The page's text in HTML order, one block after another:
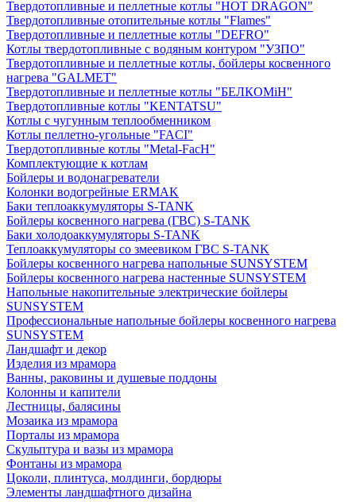
Твердотопливные и пеллетные котлы "HOT DRAGON"
Твердотопливные отопительные котлы "Flames"
Твердотопливные и пеллетные котлы "DEFRO"
Котлы твердотопливные с водяным контуром "УЗПО"
Твердотопливные и пеллетные котлы, бойлеры косвенного
нагрева "GALMET"
Твердотопливные и пеллетные котлы "БЕЛКОМiН"
Твердотопливные котлы "KENTATSU"
Котлы с чугунным теплообменником
Котлы пеллетно-угольные "FACI"
Твердотопливные котлы "Metal-FacH"
Комплектующие к котлам
Бойлеры и водонагреватели
Колонки водогрейные ERMAK
Баки теплоаккумуляторы S-TANK
Бойлеры косвенного нагрева (ГВС) S-TANK
Баки холодоаккумуляторы S-TANK
Теплоаккумуляторы со змеевиком ГВС S-TANK
Бойлеры косвенного нагрева напольные SUNSYSTEM
Бойлеры косвенного нагрева настенные SUNSYSTEM
Напольные накопительные электрические бойлеры
SUNSYSTEM
Профессиональные напольные бойлеры косвенного нагрева
SUNSYSTEM
Ландшафт и декор
Изделия из мрамора
Ванны, раковины и душевые поддоны
Колонны и капители
Лестницы, балясины
Мозаика из мрамора
Порталы из мрамора
Скульптура и вазы из мрамора
Фонтаны из мрамора
Цоколи, плинтуса, молдинги, бордюры
Элементы ландшафтного дизайна